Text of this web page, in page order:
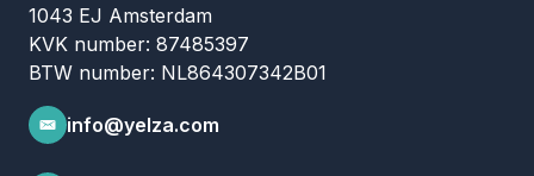
1043 EJ Amsterdam
KVK number: 87485397
BTW number: NL864307342B01
info@yelza.com